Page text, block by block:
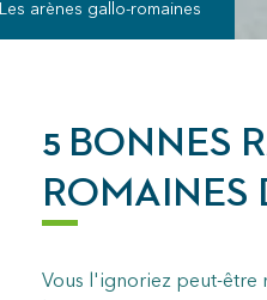
Les arènes gallo-romaines
5 BONNES
ROMAINES
Vous l'ignoriez peut-être